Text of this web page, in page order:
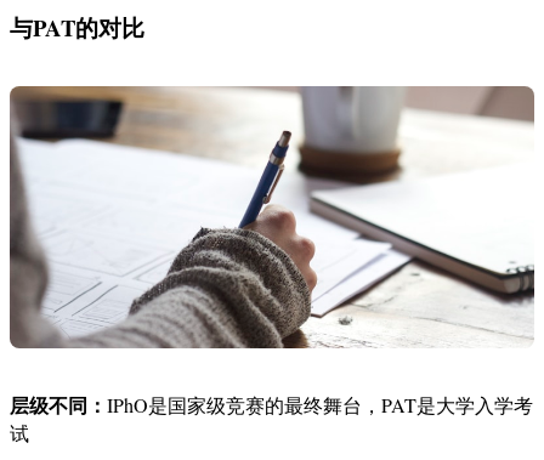
与PAT的对比
层级不同： IPhO是国家级竞赛的最终舞台，PAT是大学入学考
试